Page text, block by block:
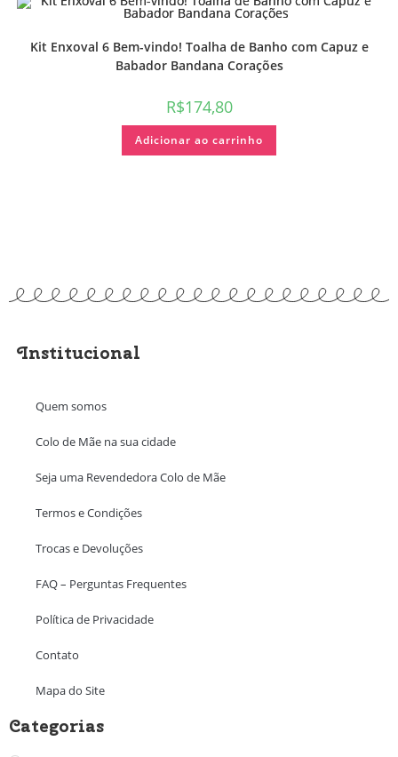
Kit Enxoval 6 Bem-vindo! Toalha de Banho com Capuz e
Babador Bandana Corações
R$174,80
Adicionar ao carrinho
Institucional
Quem somos
Colo de Mãe na sua cidade
Seja uma Revendedora Colo de Mãe
Termos e Condições
Trocas e Devoluções
FAQ – Perguntas Frequentes
Política de Privacidade
Contato
Mapa do Site
Categorias